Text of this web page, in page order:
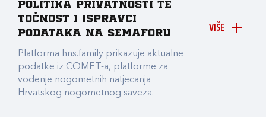
VIŠE
Politika privatnosti te
točnost i ispravci
podataka na Semaforu
Platforma hns.family prikazuje aktualne
podatke iz COMET-a, platforme za
vođenje nogometnih natjecanja
Hrvatskog nogometnog saveza.